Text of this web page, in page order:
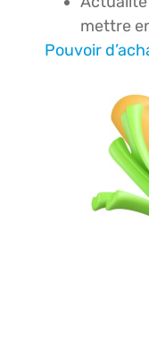
mettre
Pouvoir